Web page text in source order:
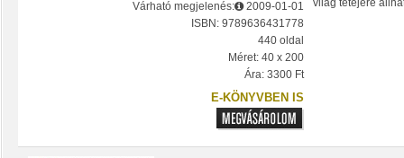
Várható megjelenés:
2009-01-01
ISBN: 9789636431778
440 oldal
Méret: 40 x 200
Ára: 3300 Ft
E-KÖNYVBEN IS
világ tetejére